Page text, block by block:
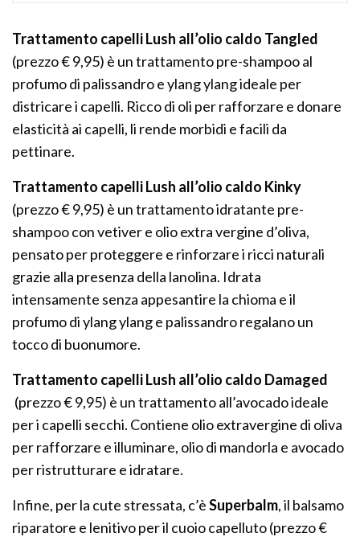
Trattamento capelli Lush all’olio caldo Tangled
(prezzo € 9,95) è un trattamento pre-shampoo al
profumo di palissandro e ylang ylang ideale per
districare i capelli. Ricco di oli per rafforzare e donare
elasticità ai capelli, li rende morbidi e facili da
pettinare.
Trattamento capelli Lush all’olio caldo Kinky
(prezzo € 9,95) è un trattamento idratante pre-
shampoo con vetiver e olio extra vergine d’oliva,
pensato per proteggere e rinforzare i ricci naturali
grazie alla presenza della lanolina. Idrata
intensamente senza appesantire la chioma e il
profumo di ylang ylang e palissandro regalano un
tocco di buonumore.
Trattamento capelli Lush all’olio caldo Damaged
(prezzo € 9,95) è un trattamento all’avocado ideale
per i capelli secchi. Contiene olio extravergine di oliva
per rafforzare e illuminare, olio di mandorla e avocado
per ristrutturare e idratare.
Infine, per la cute stressata, c’èSuperbalm, il balsamo
riparatore e lenitivo per il cuoio capelluto (prezzo €